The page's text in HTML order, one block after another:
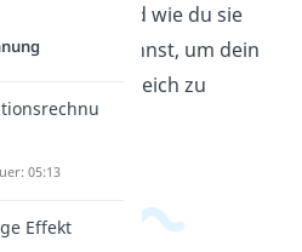
es gibt und wie du sie
einsetzen kannst, um dein
erfolgreich zu
05:13
Effekt